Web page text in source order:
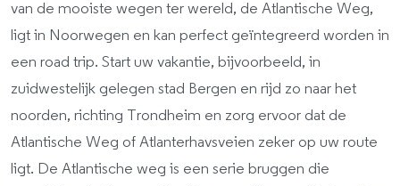
van de mooiste wegen ter wereld, de Atlantische Weg,
ligt in Noorwegen en kan perfect geïntegreerd worden in
een road trip. Start uw vakantie, bijvoorbeeld, in
zuidwestelijk gelegen stad Bergen en rijd zo naar het
noorden, richting Trondheim en zorg ervoor dat de
Atlantische Weg of Atlanterhavsveien zeker op uw route
ligt. De Atlantische weg is een serie bruggen die